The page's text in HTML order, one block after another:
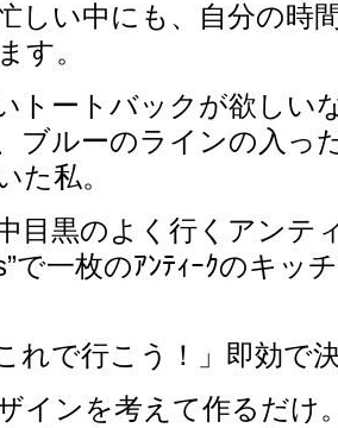
しい中にも、自分の時
す。
トートバックが欲しい
ブルーのラインの入っ
た私。
目黒のよく行くアンテ
で一枚のｱﾝﾃｨｰｸのキッ
れで行こう！」即効で
インを考えて作るだけ